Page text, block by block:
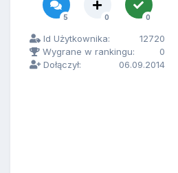
5 0 0
Id Użytkownika:
12720
Wygrane w rankingu:
0
Dołączył:
06.09.2014